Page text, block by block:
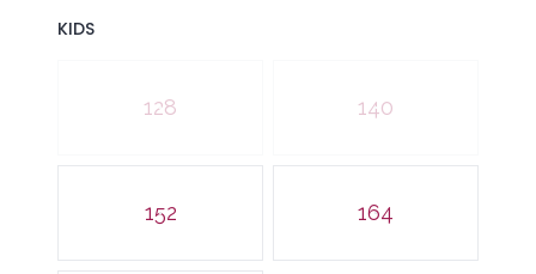
KIDS
128 140
152 164